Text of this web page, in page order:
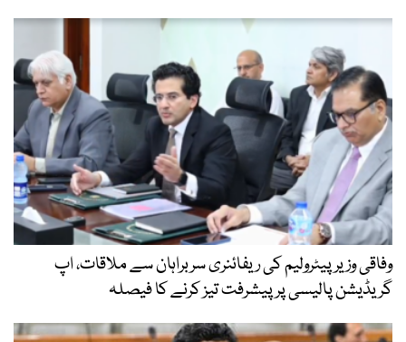
وفاقی وزیر پیٹرولیم کی ریفائنری سربراہان سے ملاقات، اپ
گریڈیشن پالیسی پر پیشرفت تیز کرنے کا فیصلہ